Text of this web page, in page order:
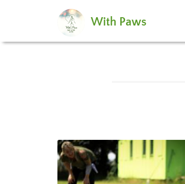
With Paws